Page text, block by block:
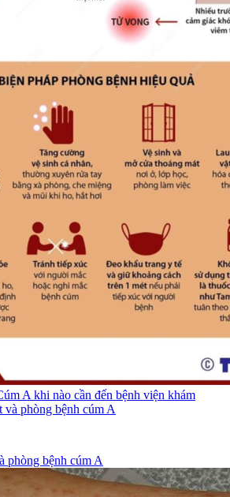
A khi nào cần đến bệnh viện khám
phòng bệnh cúm A